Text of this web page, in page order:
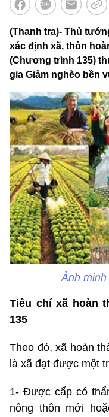
(Thanh tra)- Thủ
xác định xã, thôn
(Chương trình 135)
gia Giảm nghèo bền
Ảnh
Tiêu chí xã hoàn
135
Theo đó, xã hoàn
là xã đạt được một
1- Được cấp có
nông thôn mới